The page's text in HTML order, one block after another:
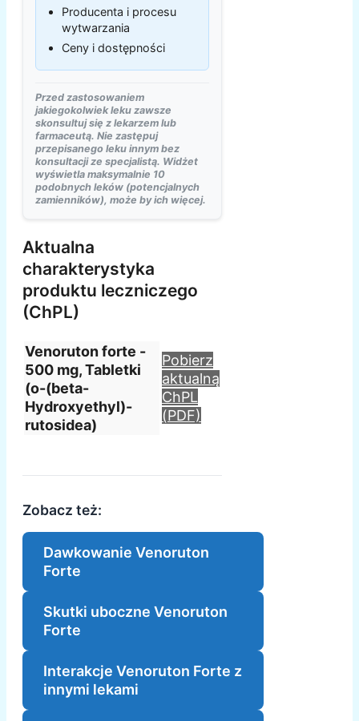
Producenta i procesu
wytwarzania
Ceny i dostępności
Przed zastosowaniem
jakiegokolwiek leku zawsze
skonsultuj się z lekarzem lub
farmaceutą. Nie zastępuj
przepisanego leku innym bez
konsultacji ze specjalistą. Widżet
wyświetla maksymalnie 10
podobnych leków (potencjalnych
zamienników), może by ich więcej.
Aktualna
charakterystyka
produktu leczniczego
(ChPL)
Venoruton forte -
500 mg, Tabletki
(o-(beta-
Hydroxyethyl)-
rutosidea)
Pobierz
aktualną
ChPL
(PDF)
Zobacz też:
Dawkowanie Venoruton
Forte
Skutki uboczne Venoruton
Forte
Interakcje Venoruton Forte z
innymi lekami